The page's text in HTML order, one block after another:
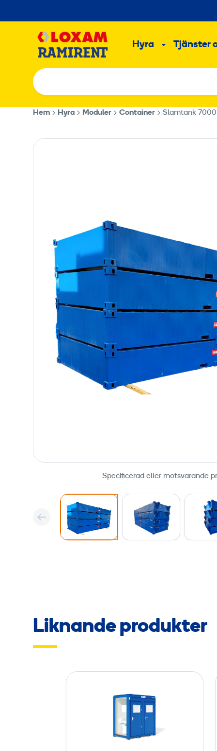
till
Hyra Undermeny
Tjänster
Hem Hyra Moduler Container Slamtank
Specificerad eller motsvarande
Liknande produkter
S
a